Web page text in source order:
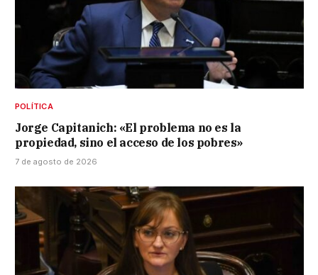
POLÍTICA
Jorge Capitanich: «El problema no es la
propiedad, sino el acceso de los pobres»
7 de agosto de 2026